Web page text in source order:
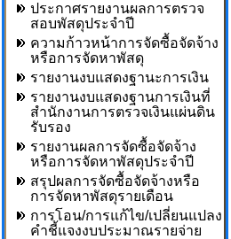
ประกาศรายงานผลการตรวจ
สอบพัสดุประจำปี
ความก้าวหน้าการจัดซื้อจัดจ้าง
หรือการจัดหาพัสดุ
รายงานงบแสดงฐานะการเงิน
รายงานงบแสดงฐานการเงินที่
สำนักงานการตรวจเงินแผ่นดิน
รับรอง
รายงานผลการจัดซื้อจัดจ้าง
หรือการจัดหาพัสดุประจำปี
สรุปผลการจัดซื้อจัดจ้างหรือ
การจัดหาพัสดุรายเดือน
การโอน/การแก้ไข/เปลี่ยนแปลง
คำชี้แจงงบประมาณรายจ่าย